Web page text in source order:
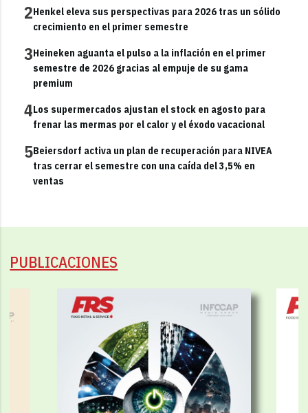
2Henkel eleva sus perspectivas para 2026 tras un sólido
crecimiento en el primer semestre
3Heineken aguanta el pulso a la inflación en el primer
semestre de 2026 gracias al empuje de su gama
premium
4Los supermercados ajustan el stock en agosto para
frenar las mermas por el calor y el éxodo vacacional
5Beiersdorf activa un plan de recuperación para NIVEA
tras cerrar el semestre con una caída del 3,5% en
ventas
PUBLICACIONES